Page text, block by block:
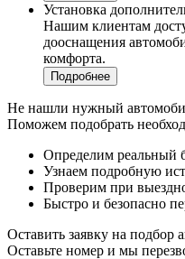
Установка
Нашим клиентам
дооснащения
комфорта.
Подробнее
Не нашли нужный
Поможем подобрать
Определим реальный
Узнаем подробную
Проверим при
Быстро и безопасно
Оставить заявку на подбор
Оставьте номер и мы